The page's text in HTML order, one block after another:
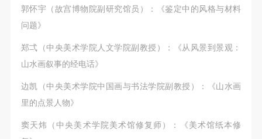
郭怀宇（故宫博物院副研究馆员）：《鉴定中的风格与材料
问题》
郑弌（中央美术学院人文学院副教授）：《从风景到景观：
山水画叙事的经电话》
边凯（中央美术学院中国画与书法学院副教授）：《山水画
里的点景人物》
窦天炜（中央美术学院美术馆修复师）：《美术馆纸本修